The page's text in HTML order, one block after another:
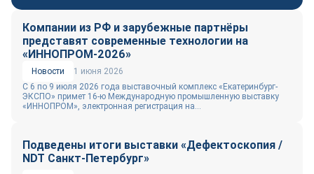
Компании из РФ и зарубежные партнёры
представят современные технологии на
«ИННОПРОМ-2026»
Новости
1 июня 2026
С 6 по 9 июля 2026 года выставочный комплекс «Екатеринбург-
ЭКСПО» примет 16-ю Международную промышленную выставку
«ИННОПРОМ», электронная регистрация на...
Подведены итоги выставки «Дефектоскопия /
NDT Санкт-Петербург»